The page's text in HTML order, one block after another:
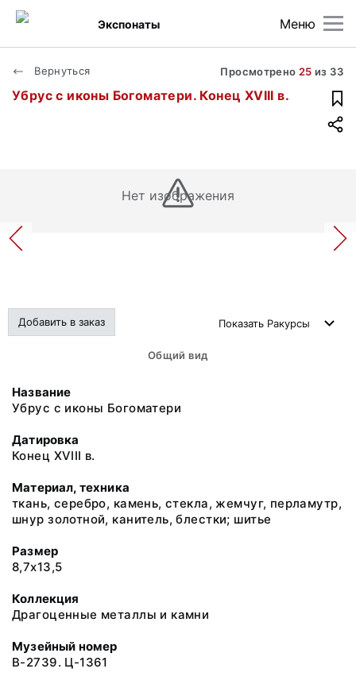
Меню
Экспонаты
Вернуться Просмотрено 25 из 33
Убрус с иконы Богоматери. Конец XVIII в.
Нет изображения
Добавить в заказ Показать Ракурсы
Общий вид
Название
Убрус с иконы Богоматери
Датировка
Конец XVIII в.
Материал, техника
ткань, серебро, камень, стекла, жемчуг, перламутр,
шнур золотной, канитель, блестки; шитье
Размер
8,7x13,5
Коллекция
Драгоценные металлы и камни
Музейный номер
В-2739. Ц-1361